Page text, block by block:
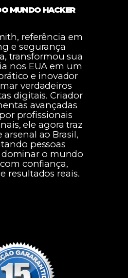
MUNDO HACKER
referência em
e segurança
transformou sua
nos EUA em um
e inovador
verdadeiros
digitais. Criador
avançadas
profissionais
ele agora traz
arsenal ao Brasil,
pessoas
o mundo
confiança,
resultados reais.